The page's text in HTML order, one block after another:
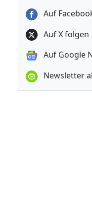
Auf
Auf X folgen
Auf Google
Newsletter